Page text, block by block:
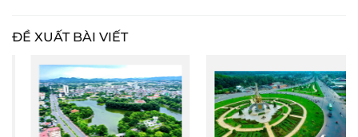
ĐỀ XUẤT BÀI VIẾT